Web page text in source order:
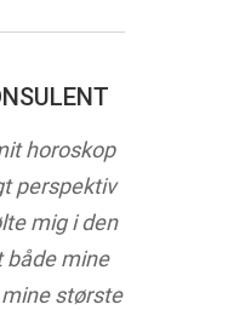
horoskop
perspektiv
mig i den
både mine
største